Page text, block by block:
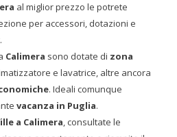
al miglior prezzo le potrete
per accessori, dotazioni e
Calimera sono dotate di zona
e lavatrice, altre ancora
. Ideali comunque
vacanza in Puglia.
a Calimera, consultate le